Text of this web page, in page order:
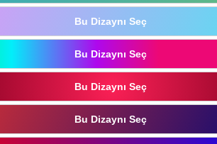
Bu Dizaynı Seç
Bu Dizaynı Seç
Bu Dizaynı Seç
Bu Dizaynı Seç